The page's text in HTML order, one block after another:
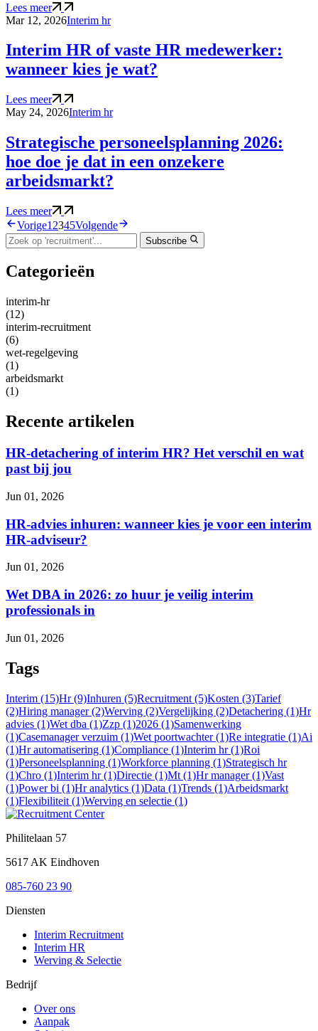
Lees meer
Mar 12, 2026Interim hr
Interim HR of vaste HR medewerker:
wanneer kies je wat?
Lees meer
May 24, 2026Interim hr
Strategische personeelsplanning 2026:
hoe doe je dat in een onzekere
arbeidsmarkt?
Lees meer
Vorige1 2345Volgende
Subscribe
Categorieën
interim-hr
(12)
interim-recruitment
(6)
wet-regelgeving
(1)
arbeidsmarkt
(1)
Recente artikelen
HR-detachering of interim HR? Het verschil en wat
past bij jou
Jun 01, 2026
HR-advies inhuren: wanneer kies je voor een interim
HR-adviseur?
Jun 01, 2026
Wet DBA in 2026: zo huur je veilig interim
professionals in
Jun 01, 2026
Tags
Interim (15)Hr (9)Inhuren (5)Recruitment (5)Kosten (3)Tarief
(2)Hiring manager (2)Werving (2)Vergelijking (2)Detachering (1)Hr
advies (1)Wet dba (1)Zzp (1)2026 (1)Samenwerking
(1)Casemanager verzuim (1)Wet poortwachter (1)Re integratie (1)Ai
(1)Hr automatisering (1)Compliance (1)Interim hr (1)Roi
(1)Personeelsplanning (1)Workforce planning (1)Strategisch hr
(1)Chro (1)Interim hr (1)Directie (1)Mt (1)Hr manager (1)Vast
(1)Power bi (1)Hr analytics (1)Data (1)Trends (1)Arbeidsmarkt
(1)Flexibiliteit (1)Werving en selectie (1)
Philitelaan 57
5617 AK Eindhoven
085-760 23 90
Diensten
Interim Recruitment
Interim HR
Werving & Selectie
Bedrijf
Over ons
Aanpak